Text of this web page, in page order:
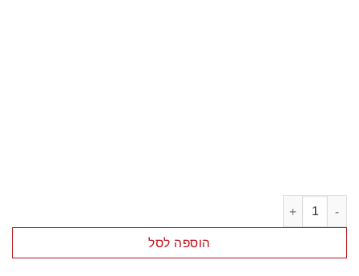
הוספה לסל